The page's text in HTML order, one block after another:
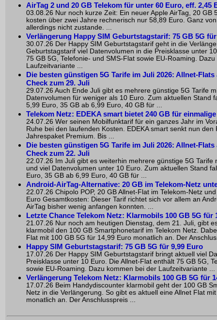
AirTag 2 und 20 GB Telekom für unter 60 Euro, eff. 2,45
03.08.26 Nur noch kurze Zeit: Ein neuer Apple AirTag, 20 GB
kosten über zwei Jahre rechnerisch nur 58,89 Euro. Ganz
allerdings nicht zustande. ...
Verlängerung Happy SIM Geburtstagstarif: 75 GB 5G
30.07.26 Der Happy SIM Geburtstagstarif geht in die
Geburtstagstarif viel Datenvolumen in die Preisklasse unter
75 GB 5G, Telefonie- und SMS-Flat sowie EU-Roaming.
Laufzeitvariante ...
Die besten günstigen 5G Tarife im Juli 2026: Allnet-
Check zum 29. Juli
29.07.26 Auch Ende Juli gibt es mehrere günstige 5G Tarife
Datenvolumen für weniger als 10 Euro. Zum aktuellen Stand
5,99 Euro, 35 GB ab 6,99 Euro, 40 GB für ...
Telekom Netz: EDEKA smart bietet 240 GB für
24.07.26 Wer seinen Mobilfunktarif für ein ganzes Jahr im
Ruhe bei den laufenden Kosten. EDEKA smart senkt nun den
Jahrespaket Premium. Bis ...
Die besten günstigen 5G Tarife im Juli 2026: Allnet-
Check zum 22. Juli
22.07.26 Im Juli gibt es weiterhin mehrere günstige 5G Tarife
und viel Datenvolumen unter 10 Euro. Zum aktuellen Stand
Euro, 35 GB ab 6,99 Euro, 40 GB für ...
Android-AirTag-Alternative: 20 GB im Telekom-Netz
22.07.26 Chipolo POP, 20 GB Allnet-Flat im Telekom-Netz
Euro Gesamtkosten: Dieser Tarif richtet sich vor allem an
AirTag bisher wenig anfangen konnten. ...
Letzte Chance Telekom Netz: Klarmobils 100 GB 5G für
21.07.26 Nur noch am heutigen Dienstag, dem 21. Juli, gibt
klarmobil den 100 GB Smartphonetarif im Telekom Netz.
Flat mit 100 GB 5G für 14,99 Euro monatlich an. Der
Happy SIM Geburtstagstarif: 75 GB 5G für 9,99 Euro
17.07.26 Der Happy SIM Geburtstagstarif bringt aktuell viel
Preisklasse unter 10 Euro. Die Allnet-Flat enthält 75 GB 5G,
sowie EU-Roaming. Dazu kommen bei der Laufzeitvariante ...
Verlängerung Telekom Netz: Klarmobils 100 GB 5G für
17.07.26 Beim Handydiscounter klarmobil geht der 100 GB
Netz in die Verlängerung. So gibt es aktuell eine Allnet Flat
monatlich an. Der Anschlusspreis ...